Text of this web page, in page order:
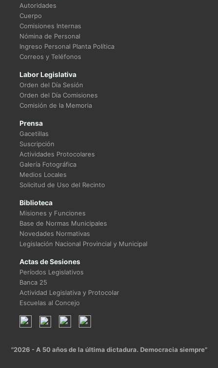
Autoridades
Cuerpo
Comisiones Internas
Nómina de Personal
Ingreso Personal Planta Política
Correos y Teléfonos
Labor Legislativa
Orden del Día Sesión
Orden del Día Comisiones
Comisión de la Memoria
Prensa
Gacetillas
Suscripción
Actividades Protocolares
Galería Fotográfica
Medios Locales
Solicitud de Uso del Recinto
Biblioteca
Misiones y Funciones
Base de Normas Municipales
Novedades Normativas
Legislación Nacional Provincial y Municipal
Actas de Sesiones
Períodos Legislativos
Banca 25
Actividad Legislativa y Protocolar
Escuelas al Concejo
"2026 - A 50 años de la última dictadura. Democracia siempre"